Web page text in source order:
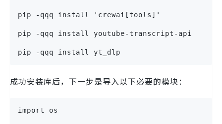
pip -qqq install 'crewai[tools]'
pip -qqq install youtube-transcript-api
pip -qqq install yt_dlp
成功安装库后，下一步是导入以下必要的模块：
import os